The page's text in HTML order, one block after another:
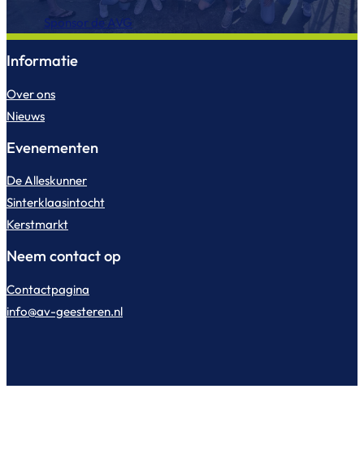
Sponsor de AVG
Informatie
Over ons
Nieuws
Evenementen
De Alleskunner
Sinterklaasintocht
Kerstmarkt
Neem contact op
Contactpagina
info@av-geesteren.nl